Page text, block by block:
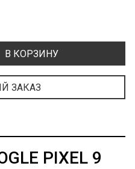
В КОРЗИНУ
ЗАКАЗ
PIXEL 9